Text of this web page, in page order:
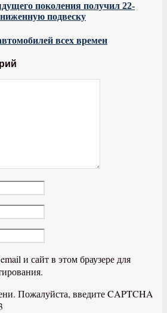
поколения получил 22-
подвеску
всех времен
и сайт в этом браузере для
Пожалуйста, введите CAPTCHA